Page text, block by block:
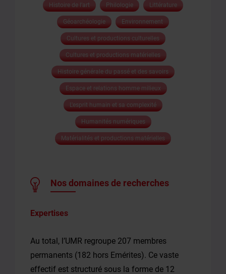
Histoire de l’art Philologie Littérature
Géoarchéologie Environnement
Cultures et productions culturelles
Cultures et productions matérielles
Histoire générale du passé et des savoirs
Espace et relations homme milieux
L'esprit humain et sa complexité
Humanités numériques
Matérialités et productions matérielles
Nos domaines de recherches
Expertises
Au total, l’UMR regroupe 207 membres
permanents (182 hors Emérites). Ce vaste
effectif est structuré sous la forme de 12